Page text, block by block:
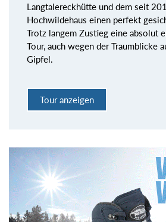
Langtalereckhütte und dem seit
Hochwildehaus einen perfekt
Trotz langem Zustieg eine absolut
Tour, auch wegen der Traumblicke
Gipfel.
Tour anzeigen